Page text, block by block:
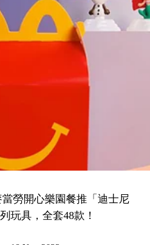
當勞開心樂園餐推「迪士尼
玩具，全套48款！